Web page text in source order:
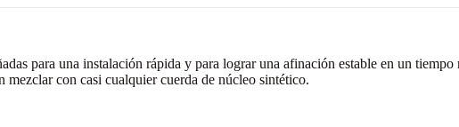
para una instalación rápida y para lograr una afinación estable en un
con casi cualquier cuerda de núcleo sintético.